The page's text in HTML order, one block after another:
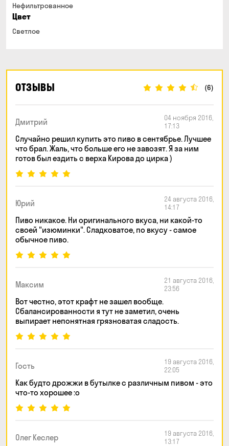
Нефильтрованное
Цвет
Светлое
ОТЗЫВЫ (6)
Дмитрий
04 ноября 2016,
17:13
Случайно решил купить это пиво в сентябрье. Лучшее
что брал. Жаль, что больше его не завозят. Я за ним
готов был ездить с верха Кирова до цирка )
Юрий
24 августа 2016,
14:17
Пиво никакое. Ни оригинального вкуса, ни какой-то
своей "изюминки". Сладковатое, по вкусу - самое
обычное пиво.
Максим
21 августа 2016,
23:56
Вот честно, этот крафт не зашел вообще.
Сбалансированности я тут не заметил, очень
выпирает непонятная грязноватая сладость.
Гость
19 августа 2016,
22:05
Как будто дрожжи в бутылке с различным пивом - это
что-то хорошее :o
Олег Кеслер
19 августа 2016,
13:17